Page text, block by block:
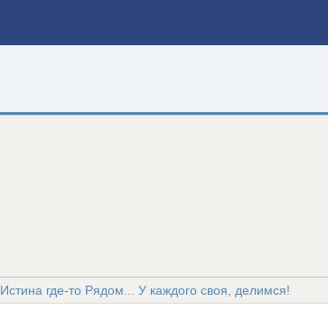
Истина где-то Рядом... У каждого своя, делимся!